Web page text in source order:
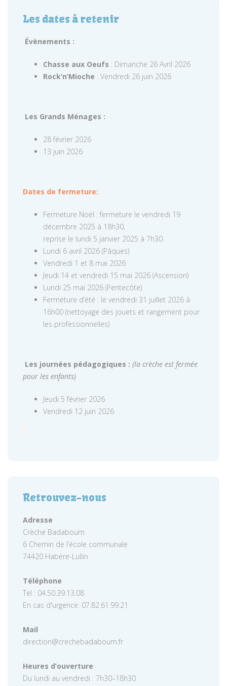
Les dates à retenir
Évènements :
Chasse aux Oeufs : Dimanche 26 Avril 2026
Rock’n’Mioche : Vendredi 26 juin 2026
Les Grands Ménages :
28 février 2026
13 juin 2026
Dates de fermeture:
Fermeture Noël : fermeture le vendredi 19
décembre 2025 à 18h30,
reprise le lundi 5 janvier 2025 à 7h30.
Lundi 6 avril 2026 (Pâques)
Vendredi 1 et 8 mai 2026
Jeudi 14 et vendredi 15 mai 2026 (Ascension)
Lundi 25 mai 2026 (Pentecôte)
Fermeture d’été : le vendredi 31 juillet 2026 à
16h00 (nettoyage des jouets et rangement pour
les professionnelles)
Les journées pédagogiques : (la crèche est fermée
pour les enfants)
Jeudi 5 février 2026
Vendredi 12 juin 2026
Retrouvez-nous
Adresse
Crèche Badaboum
6 Chemin de l’école communale
74420 Habère-Lullin
Téléphone
Tel : 04.50.39.13.08
En cas d'urgence: 07.82.61.99.21
Mail
direction@crechebadaboum.fr
Heures d’ouverture
Du lundi au vendredi : 7h30–18h30